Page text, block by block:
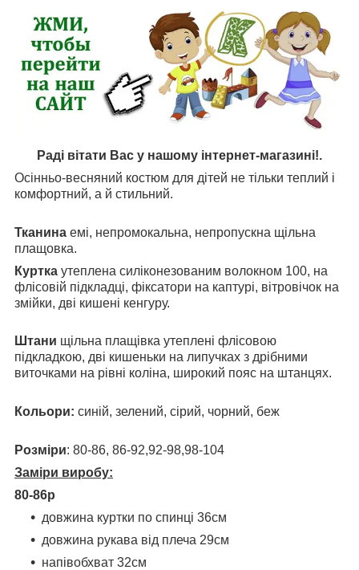
Раді вітати Вас у нашому інтернет-магазині!.
Осінньо-весняний костюм для дітей не тільки теплий і
комфортний, а й стильний.
Тканина емі, непромокальна, непропускна щільна
плащовка.
Куртка утеплена силіконезованим волокном 100, на
флісовій підкладці, фіксатори на каптурі, вітровічок на
змійки, дві кишені кенгуру.
Штани щільна плащівка утеплені флісовою
підкладкою, дві кишеньки на липучках з дрібними
виточками на рівні коліна, широкий пояс на штанцях.
Кольори: синій, зелений, сірий, чорний, беж
Розміри: 80-86, 86-92,92-98,98-104
Заміри виробу:
80-86р
довжина куртки по спинці 36см
довжина рукава від плеча 29см
напівобхват 32см